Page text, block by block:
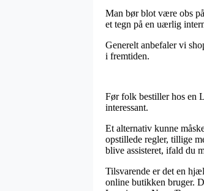
Man bør blot være obs
et tegn på en uærlig
Generelt anbefaler vi
i fremtiden.
Før folk bestiller hos en
interessant.
Et alternativ kunne
opstillede regler, tillige
blive assisteret, ifald du
Tilsvarende er det en
online butikken bruger.